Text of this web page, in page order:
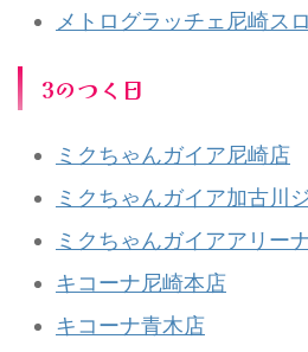
メトログラッチェ尼崎ス
3のつく日
ミクちゃんガイア尼崎店
ミクちゃんガイア加古川
ミクちゃんガイアアリー
キコーナ尼崎本店
キコーナ青木店